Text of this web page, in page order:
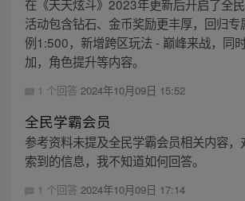
在《天天炫斗》2023年更新后开启了全
活动包含钻石、金币奖励更丰厚，回归
例1:500，新增跨区玩法 - 巅峰来战，同
加，角色提升等内容。
1 个回答 2024年10月09日 15:52
全民学霸会员
参考资料未提及全民学霸会员相关内容
索到的信息，我不知道如何回答。
1 个回答 2024年10月09日 17:14